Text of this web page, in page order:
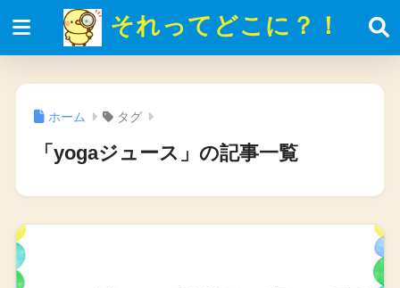
それってどこに？！
ホーム タグ
「yogaジュース」の記事一覧